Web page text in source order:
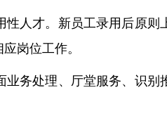
人才。新员工录用后原
岗位工作。
业务处理、厅堂服务、识